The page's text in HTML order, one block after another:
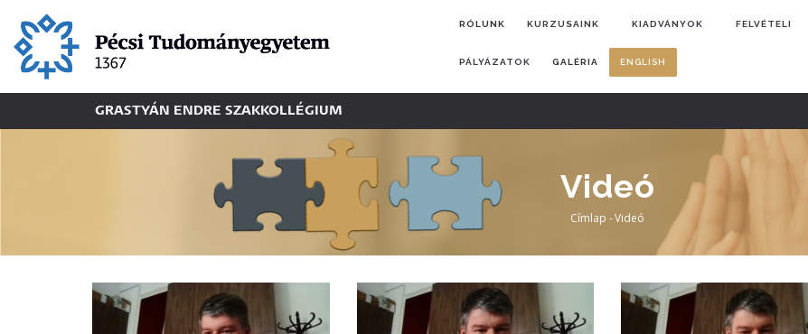
tartalomra
FŐMENÜ
RÓLUNK KURZUSAINK KIADVÁNYOK FELVÉTELI
PÁLYÁZATOK GALÉRIA ENGLISH
GRASTYÁN ENDRE SZAKKOLLÉGIUM
Videó
Morzsa
Címlap -Videó